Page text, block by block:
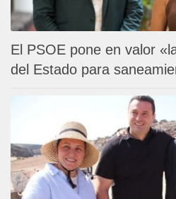
El PSOE pone en valor
del Estado para